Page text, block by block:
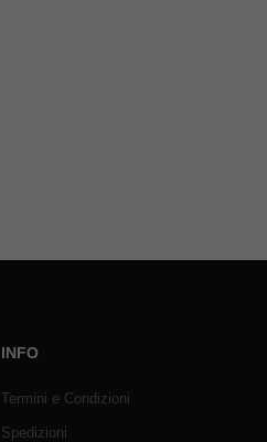
INFO
Termini e Condizioni
Spedizioni